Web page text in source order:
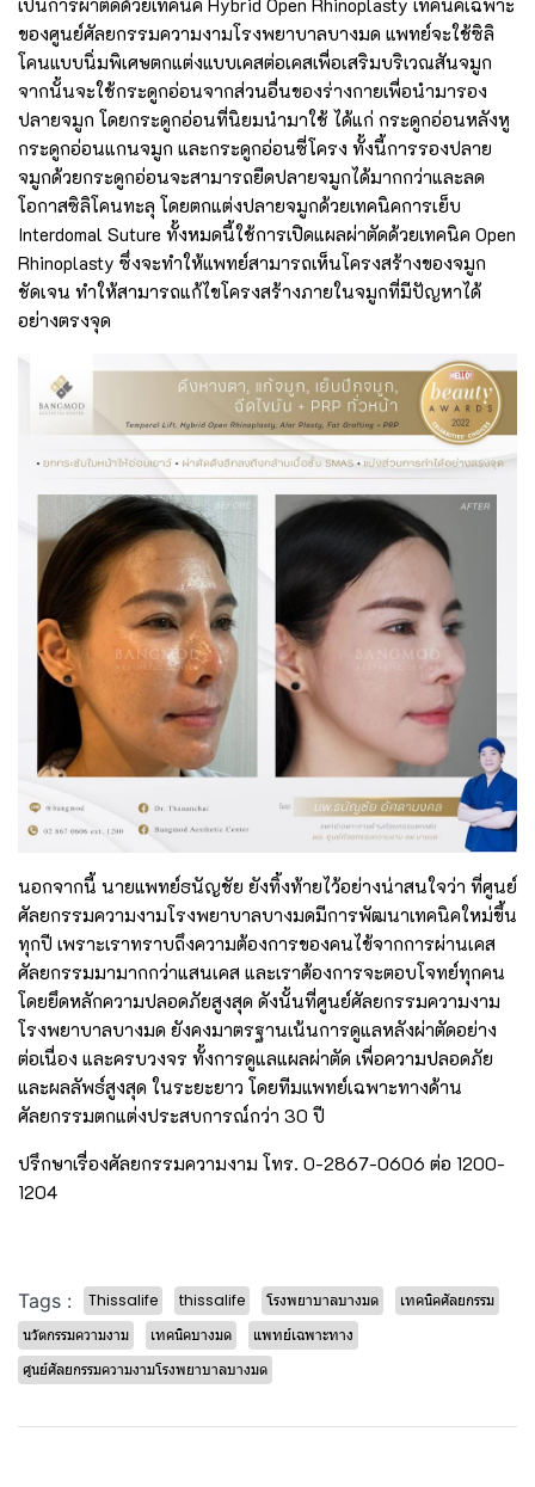
ของศูนย์ศัลยกรรมความงามโรงพยาบาลบางมด แพทย์จะใช้ซิลิ
โคนแบบนิ่มพิเศษตกแต่งแบบเคสต่อเคสเพื่อเสริมบริเวณสันจมูก
จากนั้นจะใช้กระดูกอ่อนจากส่วนอื่นของร่างกายเพื่อนำมารอง
ปลายจมูก โดยกระดูกอ่อนที่นิยมนำมาใช้ ได้แก่ กระดูกอ่อนหลังหู
กระดูกอ่อนแกนจมูก และกระดูกอ่อนซี่โครง ทั้งนี้การรองปลาย
จมูกด้วยกระดูกอ่อนจะสามารถยืดปลายจมูกได้มากกว่าและลด
โอกาสซิลิโคนทะลุ โดยตกแต่งปลายจมูกด้วยเทคนิคการเย็บ
Interdomal Suture ทั้งหมดนี้ใช้การเปิดแผลผ่าตัดด้วยเทคนิค Open
Rhinoplasty ซึ่งจะทำให้แพทย์สามารถเห็นโครงสร้างของจมูก
ชัดเจน ทำให้สามารถแก้ไขโครงสร้างภายในจมูกที่มีปัญหาได้
อย่างตรงจุด
นอกจากนี้ นายแพทย์ธนัญชัย ยังทิ้งท้ายไว้อย่างน่าสนใจว่า ที่ศูนย์
ศัลยกรรมความงามโรงพยาบาลบางมดมีการพัฒนาเทคนิคใหม่ขึ้น
ทุกปี เพราะเราทราบถึงความต้องการของคนไข้จากการผ่านเคส
ศัลยกรรมมามากกว่าแสนเคส และเราต้องการจะตอบโจทย์ทุกคน
โดยยึดหลักความปลอดภัยสูงสุด ดังนั้นที่ศูนย์ศัลยกรรมความงาม
โรงพยาบาลบางมด ยังคงมาตรฐานเน้นการดูแลหลังผ่าตัดอย่าง
ต่อเนื่อง และครบวงจร ทั้งการดูแลแผลผ่าตัด เพื่อความปลอดภัย
และผลลัพธ์สูงสุด ในระยะยาว โดยทีมแพทย์เฉพาะทางด้าน
ศัลยกรรมตกแต่งประสบการณ์กว่า 30 ปี
ปรึกษาเรื่องศัลยกรรมความงาม โทร. 0-2867-0606 ต่อ 1200-
1204
Tags : Thissalife thissalife โรงพยาบาลบางมด
เทคนิคศัลยกรรม
นวัตกรรมความงาม
เทคนิคบางมด
แพทย์เฉพาะทาง
ศูนย์ศัลยกรรมความงามโรงพยาบาลบางมด